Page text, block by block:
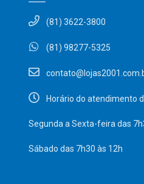
(81) 3622-3800
(81) 98277-5325
Horário do atendimento
Segunda a Sexta-feira das
Sábado das 7h30 às 12h